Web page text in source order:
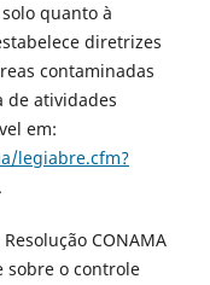
quanto à
diretrizes
contaminadas
de atividades
em:
legiabre.cfm?
CONAMA
sobre o controle